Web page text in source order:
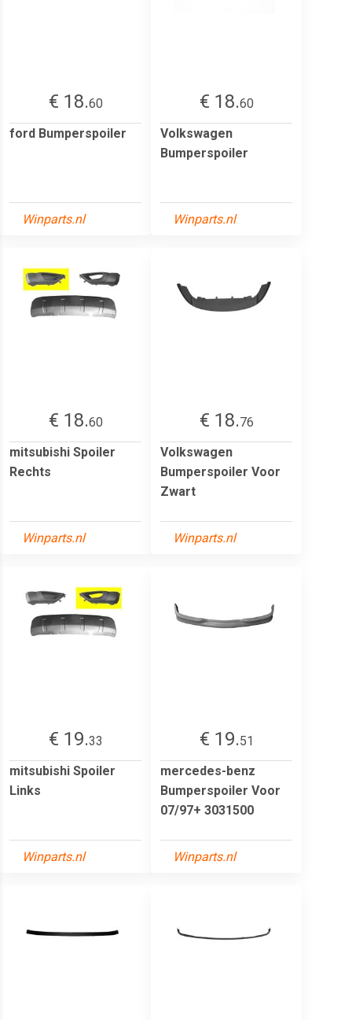
€ 18.60
ford Bumperspoiler
Winparts.nl
€ 18.60
Volkswagen
Bumperspoiler
Winparts.nl
€ 18.60
mitsubishi Spoiler
Rechts
Winparts.nl
€ 18.76
Volkswagen
Bumperspoiler Voor
Zwart
Winparts.nl
€ 19.33
mitsubishi Spoiler
Links
Winparts.nl
€ 19.51
mercedes-benz
Bumperspoiler Voor
07/97+ 3031500
Winparts.nl